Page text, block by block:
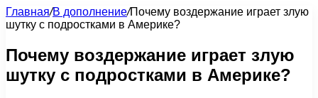
Главная/В дополнение/Почему воздержание играет злую
шутку с подростками в Америке?
Почему воздержание играет злую
шутку с подростками в Америке?